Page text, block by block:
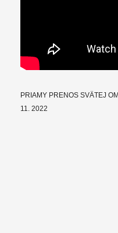
PRIAMY PRENOS SVÄTEJ
11. 2022